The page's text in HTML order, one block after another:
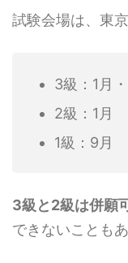
試験会場は、東京
3級：1月
2級：1月
1級：9月
3級と2級は併願
できないこともあ